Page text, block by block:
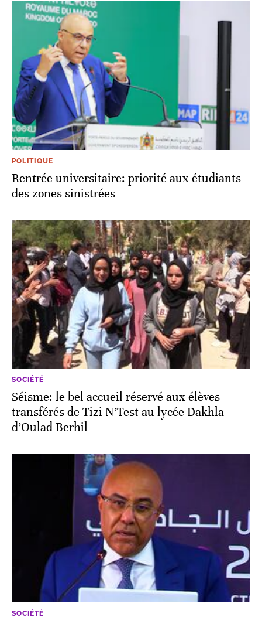
POLITIQUE
Rentrée universitaire: priorité aux étudiants
des zones sinistrées
SOCIÉTÉ
Séisme: le bel accueil réservé aux élèves
transférés de Tizi N’Test au lycée Dakhla
d’Oulad Berhil
SOCIÉTÉ